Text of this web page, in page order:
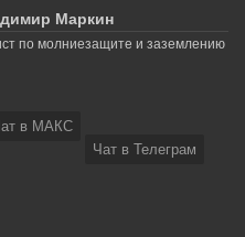
Маркин
по молниезащите и заземлению
в МАКС
Чат в Телеграм